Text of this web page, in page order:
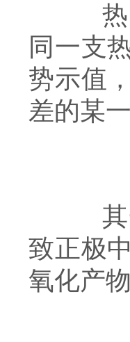
热电
同一支
势示值
差的某
其一
致正极
氧化产